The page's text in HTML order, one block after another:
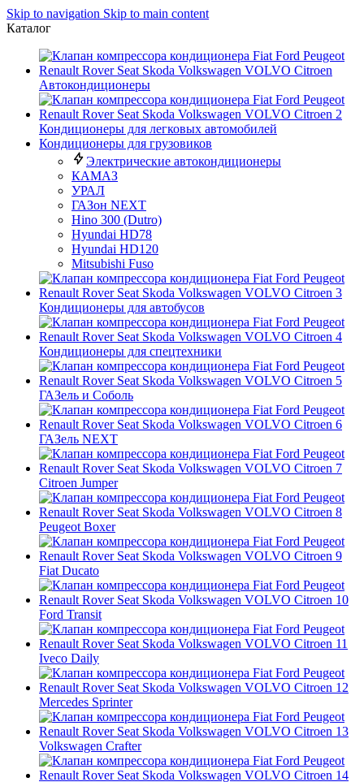
Skip to navigation Skip to main content
Каталог
Автокондиционеры
Кондиционеры для легковых автомобилей
Кондиционеры для грузовиков
Электрические автокондиционеры
КАМАЗ
УРАЛ
ГАЗон NEXT
Hino 300 (Dutro)
Hyundai HD78
Hyundai HD120
Mitsubishi Fuso
Кондиционеры для автобусов
Кондиционеры для спецтехники
ГАЗель и Соболь
ГАЗель NEXT
Citroen Jumper
Peugeot Boxer
Fiat Ducato
Ford Transit
Iveco Daily
Mercedes Sprinter
Volkswagen Crafter